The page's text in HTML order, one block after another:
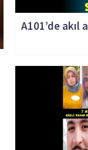
A101’de akıl